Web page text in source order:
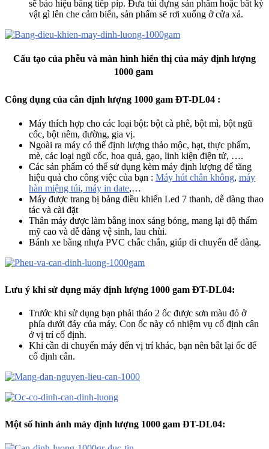
sẽ báo hiệu bằng tiếp píp. Đưa túi đựng sản phẩm hoặc bất kỳ
vật gì lên che cảm biến, sản phẩm sẽ rơi xuống ở cửa xả.
Cấu tạo của phễu và màn hình hiển thị của máy định lượng
1000 gam
Công dụng của cân định lượng 1000 gam ĐT-DL04 :
Máy thích hợp cho các loại bột: bột cà phê, bột mì, bột ngũ
cốc, bột nêm, đường, gia vị.
Ngoài ra máy có thể định lượng thảo mộc, hạt, thực phẩm,
mè, các loại ngũ cốc, hoa quả, gạo, linh kiện điện tử, ….
Các sản phẩm có thể sử dụng kèm máy định lượng để tăng
hiệu quả cho công việc của bạn : Máy hút chân không, máy
hàn miệng túi, máy in date,…
Máy được trang bị bảng điều khiển Led 7 thanh, dễ dàng thao
tác và cài đặt
Thân máy được làm bằng inox sáng bóng, mang lại độ thẩm
mỹ cao và dễ dàng vệ sinh, lau chùi.
Bánh xe bằng nhựa PVC chắc chắn, giúp di chuyển dễ dàng.
Lưu ý khi sử dụng máy định lượng 1000 gam ĐT-DL04:
Trước khi sử dụng bạn phải tháo 2 ốc được sơn màu đỏ ở
phía dưới đáy của máy. Con ốc này có nhiệm vụ cố định cân
ở vị trí cố định.
Khi cần di chuyển máy đến vị trí khác, bạn nên bắt lại ốc để
cố định cân.
Một số hình ảnh máy định lượng 1000 gam ĐT-DL04: